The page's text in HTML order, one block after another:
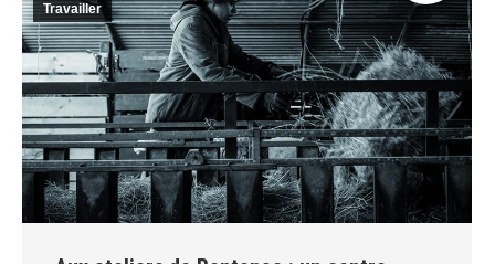
Travailler